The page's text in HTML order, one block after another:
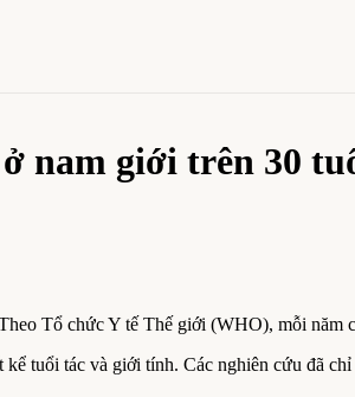
nam giới trên 30
Tổ chức Y tế Thế giới (WHO), mỗi
tuổi tác và giới tính. Các nghiên cứu đã